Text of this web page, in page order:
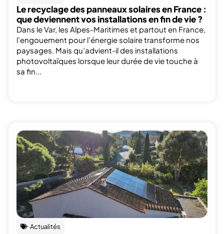
Le recyclage des panneaux solaires en France :
que deviennent vos installations en fin de vie ?
Dans le Var, les Alpes-Maritimes et partout en France,
l’engouement pour l’énergie solaire transforme nos
paysages. Mais qu’advient-il des installations
photovoltaïques lorsque leur durée de vie touche à
sa fin...
Actualités